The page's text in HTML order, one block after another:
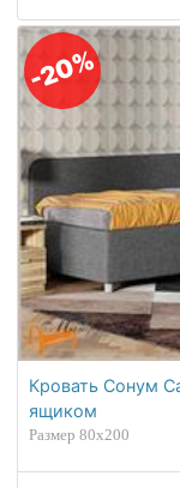
-20%
Кровать Сонум
ящиком
Размер 80х200